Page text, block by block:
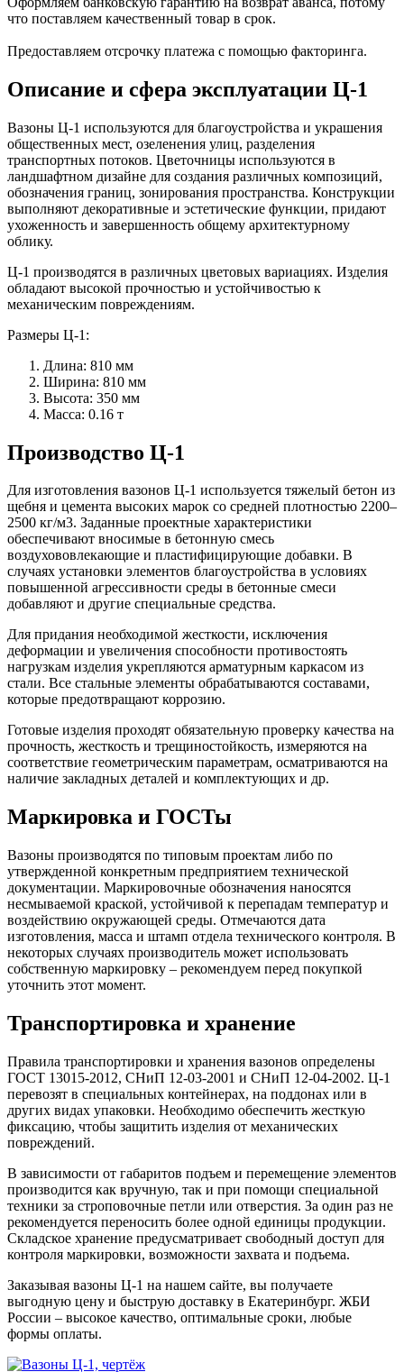
что поставляем качественный товар в срок.
Предоставляем отсрочку платежа с помощью факторинга.
Описание и сфера эксплуатации Ц-1
Вазоны Ц-1 используются для благоустройства и украшения
общественных мест, озеленения улиц, разделения
транспортных потоков. Цветочницы используются в
ландшафтном дизайне для создания различных композиций,
обозначения границ, зонирования пространства. Конструкции
выполняют декоративные и эстетические функции, придают
ухоженность и завершенность общему архитектурному
облику.
Ц-1 производятся в различных цветовых вариациях. Изделия
обладают высокой прочностью и устойчивостью к
механическим повреждениям.
Размеры Ц-1:
Длина: 810 мм
Ширина: 810 мм
Высота: 350 мм
Масса: 0.16 т
Производство Ц-1
Для изготовления вазонов Ц-1 используется тяжелый бетон из
щебня и цемента высоких марок со средней плотностью 2200–
2500 кг/м3. Заданные проектные характеристики
обеспечивают вносимые в бетонную смесь
воздухововлекающие и пластифицирующие добавки. В
случаях установки элементов благоустройства в условиях
повышенной агрессивности среды в бетонные смеси
добавляют и другие специальные средства.
Для придания необходимой жесткости, исключения
деформации и увеличения способности противостоять
нагрузкам изделия укрепляются арматурным каркасом из
стали. Все стальные элементы обрабатываются составами,
которые предотвращают коррозию.
Готовые изделия проходят обязательную проверку качества на
прочность, жесткость и трещиностойкость, измеряются на
соответствие геометрическим параметрам, осматриваются на
наличие закладных деталей и комплектующих и др.
Маркировка и ГОСТы
Вазоны производятся по типовым проектам либо по
утвержденной конкретным предприятием технической
документации. Маркировочные обозначения наносятся
несмываемой краской, устойчивой к перепадам температур и
воздействию окружающей среды. Отмечаются дата
изготовления, масса и штамп отдела технического контроля. В
некоторых случаях производитель может использовать
собственную маркировку – рекомендуем перед покупкой
уточнить этот момент.
Транспортировка и хранение
Правила транспортировки и хранения вазонов определены
ГОСТ 13015-2012, СНиП 12-03-2001 и СНиП 12-04-2002. Ц-1
перевозят в специальных контейнерах, на поддонах или в
других видах упаковки. Необходимо обеспечить жесткую
фиксацию, чтобы защитить изделия от механических
повреждений.
В зависимости от габаритов подъем и перемещение элементов
производится как вручную, так и при помощи специальной
техники за строповочные петли или отверстия. За один раз не
рекомендуется переносить более одной единицы продукции.
Складское хранение предусматривает свободный доступ для
контроля маркировки, возможности захвата и подъема.
Заказывая вазоны Ц-1 на нашем сайте, вы получаете
выгодную цену и быструю доставку в Екатеринбург. ЖБИ
России – высокое качество, оптимальные сроки, любые
формы оплаты.